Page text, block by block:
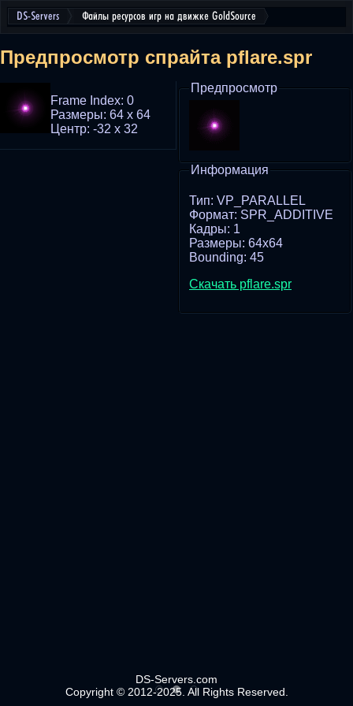
DS-Servers Файлы ресурсов игр на движке GoldSource
Предпросмотр спрайта pflare.spr
Предпросмотр
Информация
Тип: VP_PARALLEL
Формат: SPR_ADDITIVE
Кадры: 1
Размеры: 64x64
Bounding: 45
Скачать pflare.spr
Frame Index: 0
Размеры: 64 x 64
Центр: -32 x 32
DS-Servers.com
Copyright © 2012-2025. All Rights Reserved.